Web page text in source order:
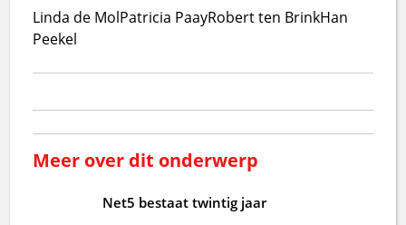
Linda de MolPatricia PaayRobert ten BrinkHan
Peekel
Meer over dit onderwerp
Net5 bestaat twintig jaar